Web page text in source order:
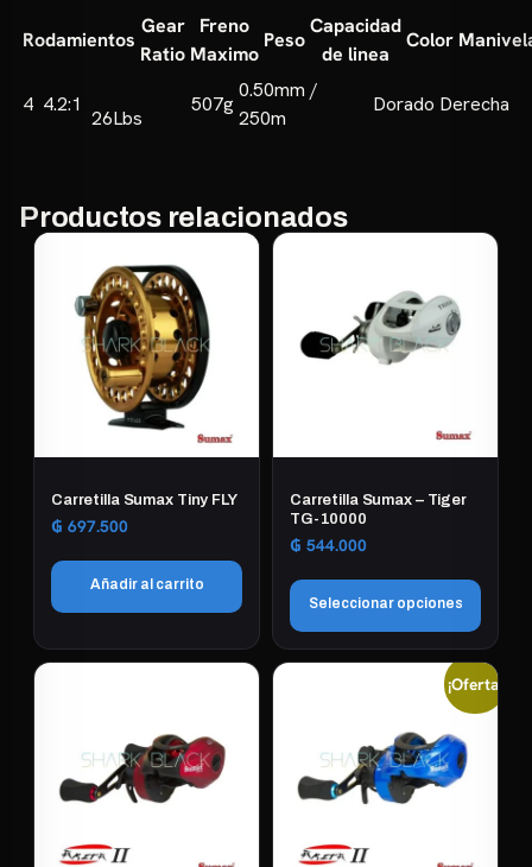
Rodamientos
Gear
Ratio
Freno
Maximo
Peso
Capacidad
de linea
Color
4 4.2:1
26Lbs
507g
0.50mm /
250m
Dorado Derecha
Productos relacionados
Carretilla Sumax Tiny FLY
₲ 697.500
Añadir al carrito
Carretilla Sumax – Tiger
TG-10000
₲ 544.000
Seleccionar opciones
Este
variantes.
Las
¡Oferta!